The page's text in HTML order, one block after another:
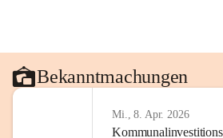
Bekanntmachungen
Mi., 8. Apr. 2026